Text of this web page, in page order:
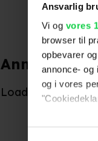
Ansvarlig
Vi og vores
browser til
opbevarer
annonce- og
og i vores
Hvis du
Loader...
Indtil